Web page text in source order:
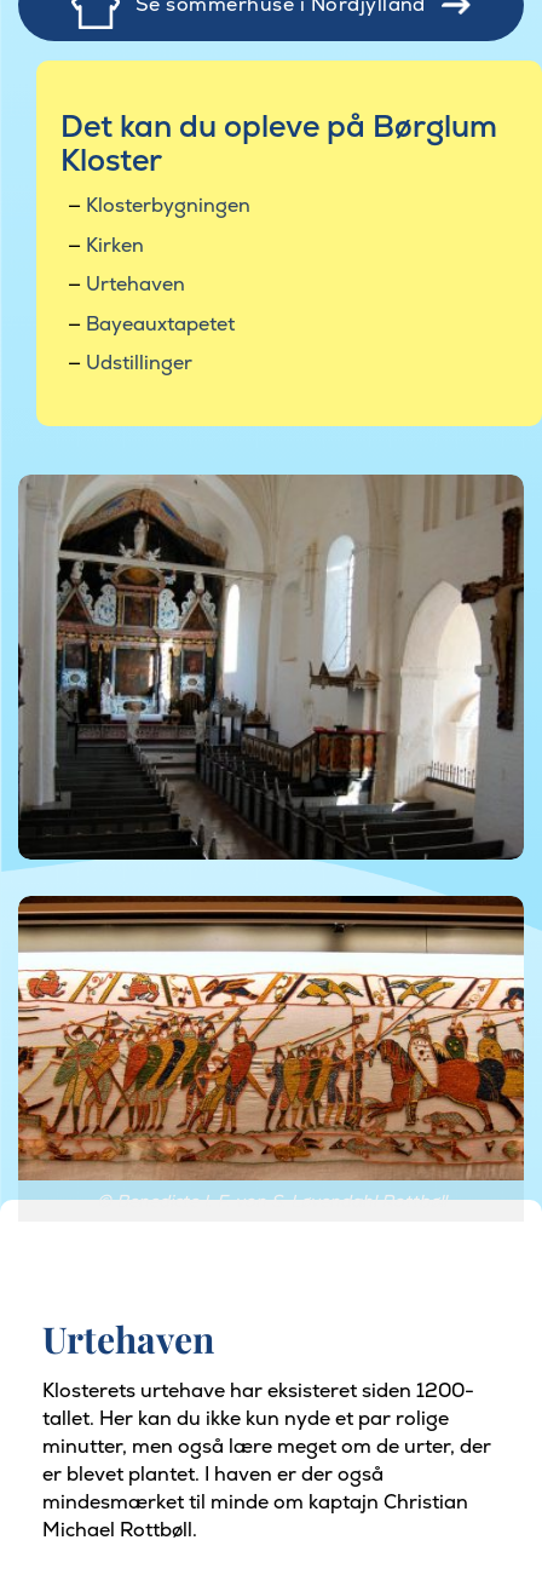
Det kan du opleve på Børglum
Kloster
Klosterbygningen
Kirken
Urtehaven
Bayeauxtapetet
Udstillinger
© Benedicte I. F. von S. Løvendahl Rottbøll
© Benedicte I. F. von S. Løvendahl Rottbøll
© Benedicte I. F. von S. Løvendahl Rottbøll
Urtehaven
Klosterets urtehave har eksisteret siden 1200-
tallet. Her kan du ikke kun nyde et par rolige
minutter, men også lære meget om de urter, der
er blevet plantet. I haven er der også
mindesmærket til minde om kaptajn Christian
Michael Rottbøll.